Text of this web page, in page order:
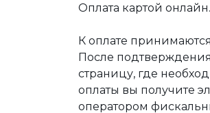
Оплата картой
К оплате
После
страницу, где
оплаты вы получите
оператором